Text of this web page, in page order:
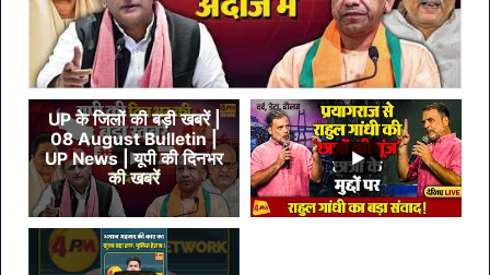
UP के जिलों की बड़ी खबरें |
08 August Bulletin |
UP News | यूपी की दिनभर
की खबरें